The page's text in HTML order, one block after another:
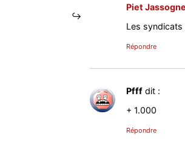
Piet
Les
Répondre
Pfff dit :
+ 1.000
Répondre